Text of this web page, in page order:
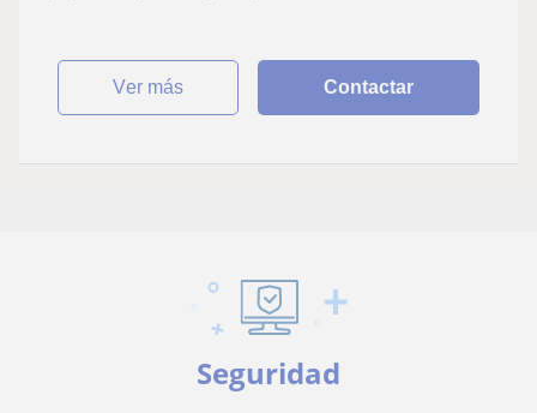
ver más Contactar
Seguridad